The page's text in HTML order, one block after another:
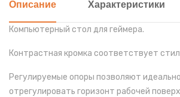
Описание Характеристики
Компьютерный стол для геймера.
Контрастная кромка соответствует
Регулируемые опоры позволяют
отрегулировать горизонт рабочей